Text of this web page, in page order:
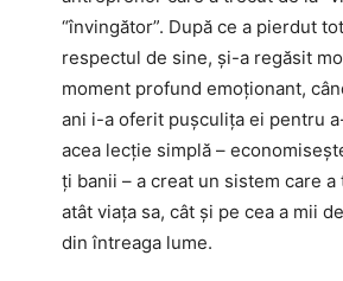
“învingător”. După ce a pierdut
respectul de sine, și-a regăsit
moment profund emoționant,
ani i-a oferit pușculița ei pentru
acea lecție simplă –
ți banii – a creat un sistem care
atât viața sa, cât și pe cea a mii
din întreaga lume.